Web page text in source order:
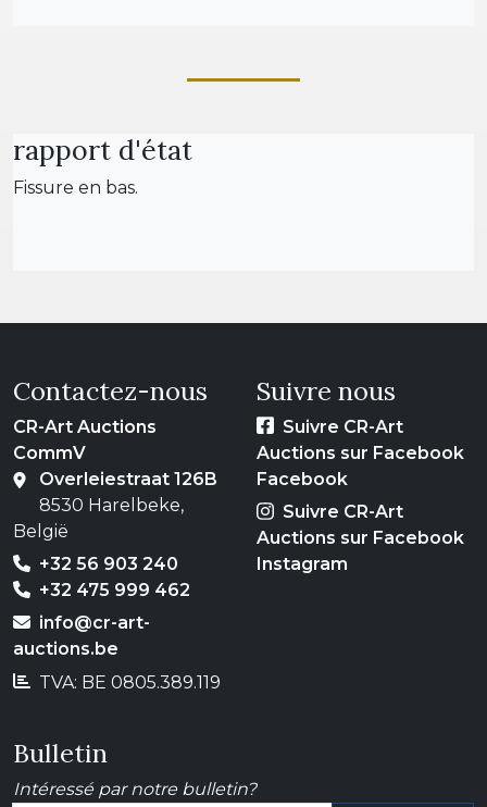
rapport d'état
Fissure en bas.
Contactez-nous
CR-Art Auctions
CommV
Overleiestraat 126B
8530 Harelbeke,
België
+32 56 903 240
+32 475 999 462
info@cr-art-
auctions.be
TVA: BE 0805.389.119
Suivre nous
Suivre CR-Art
Auctions sur Facebook
Facebook
Suivre CR-Art
Auctions sur Facebook
Instagram
Bulletin
Intéressé par notre bulletin?